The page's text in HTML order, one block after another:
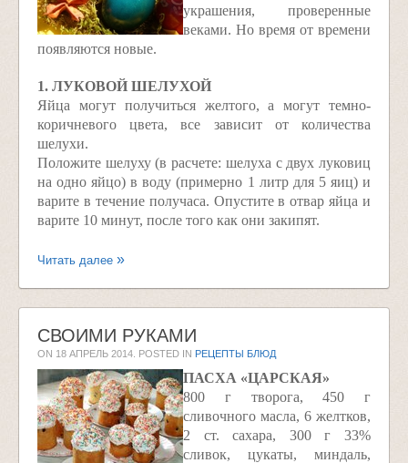
украшения, проверенные
веками. Но время от времени
появляются новые.
1. ЛУКОВОЙ ШЕЛУХОЙ
Яйца могут получиться желтого, а могут темно-
коричневого цвета, все зависит от количества
шелухи.
Положите шелуху (в расчете: шелуха с двух луковиц
на одно яйцо) в воду (примерно 1 литр для 5 яиц) и
варите в течение получаса. Опустите в отвар яйца и
варите 10 минут, после того как они закипят.
Читать далее
СВОИМИ РУКАМИ
ON 18 АПРЕЛЬ 2014 . POSTED IN РЕЦЕПТЫ БЛЮД
ПАСХА «ЦАРСКАЯ»
800 г творога, 450 г
сливочного масла, 6 желтков,
2 ст. сахара, 300 г 33%
сливок, цукаты, миндаль,